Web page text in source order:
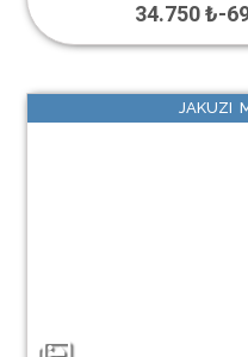
34.750 ₺-
JAKUZI